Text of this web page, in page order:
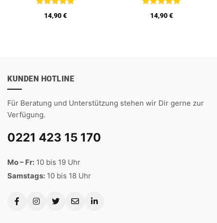
Bewertet
mit 5von
14,90€
Bewertet
mit 5von
14,90€
KUNDEN HOTLINE
Für Beratung und Unterstützung stehen wir Dir gerne zur
Verfügung.
0221 423 15 170
Mo – Fr: 10 bis 19 Uhr
Samstags: 10 bis 18 Uhr